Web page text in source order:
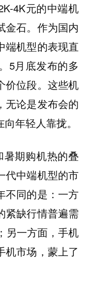
4K元的中端机
石。 作为国内
端机型的表现直
5月底发布的多
价位段。这些机
无论是发布会的
年轻人靠拢。
期购机热的叠
代中端机型的市
不同的是：一方
紧缺行情普遍需
另一方面，手机
机市场，蒙上了